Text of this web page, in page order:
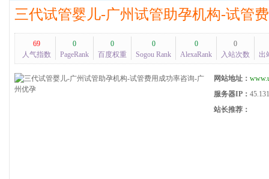
三代试管婴儿-广州试管助孕机构-试管
69
人气指数
0
PageRank
0
百度权重
0
Sogou Rank
0
AlexaRank
0
入站次数
出
网站地址：
服务器IP：
站长推荐：